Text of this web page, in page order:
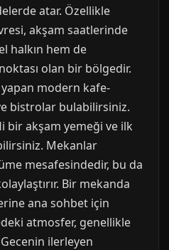
atar. Özellikle
akşam saatlerinde
halkın hem de
olan bir bölgedir.
modern kafe-
bistrolar bulabilirsiniz.
bir akşam yemeği ve ilk
Mekanlar
mesafesindedir, bu da
Bir mekanda
ana sohbet için
atmosfer, genellikle
ilerleyen